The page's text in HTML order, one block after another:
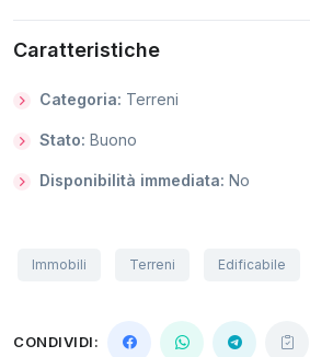
Caratteristiche
Categoria: Terreni
Stato: Buono
Disponibilità immediata: No
Immobili Terreni Edificabile
CONDIVIDI: